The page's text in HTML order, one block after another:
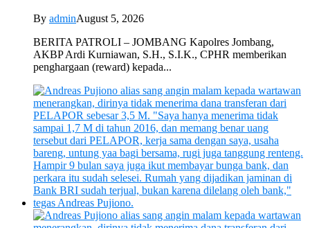
By adminAugust 5, 2026
BERITA PATROLI – JOMBANG Kapolres Jombang,
AKBP Ardi Kurniawan, S.H., S.I.K., CPHR memberikan
penghargaan (reward) kepada...